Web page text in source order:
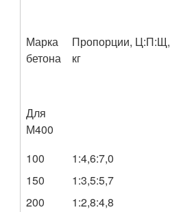
Марка
бетона
Пропорции, Ц:П:Щ,
кг
Для
М400
100
1:4,6:7,0
150
1:3,5:5,7
200
1:2,8:4,8